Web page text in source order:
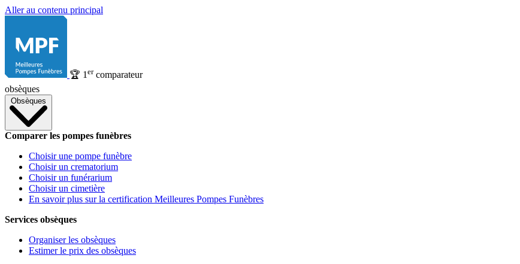
Aller au contenu principal
🏆 1 ercomparateur
obsèques
Obsèques
Comparer les pompes funèbres
Choisir une pompe funèbre
Choisir un crematorium
Choisir un funérarium
Choisir un cimetière
En savoir plus sur la certification Meilleures Pompes Funèbres
Services obsèques
Organiser les obsèques
Estimer le prix des obsèques